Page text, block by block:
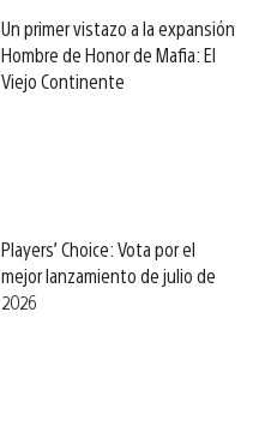
Un primer vistazo a la expansión
Hombre de Honor de Mafia: El
Viejo Continente
Players’ Choice: Vota por el
mejor lanzamiento de julio de
2026